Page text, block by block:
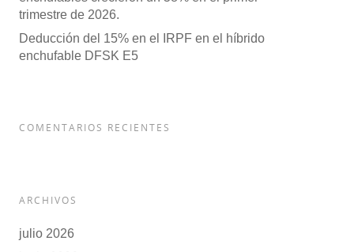
trimestre de 2026.
Deducción del 15% en el IRPF en el híbrido
enchufable DFSK E5
COMENTARIOS RECIENTES
ARCHIVOS
julio 2026